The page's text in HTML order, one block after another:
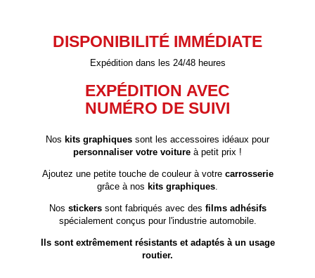
DISPONIBILITÉ IMMÉDIATE
Expédition dans les 24/48 heures
EXPÉDITION AVEC
NUMÉRO DE SUIVI
Nos kits graphiques sont les accessoires idéaux pour
personnaliser votre voiture à petit prix !
Ajoutez une petite touche de couleur à votre carrosserie
grâce à nos kits graphiques.
Nos stickerssont fabriqués avec des films adhésifs
spécialement conçus pour l'industrie automobile.
Ils sont extrêmement résistants et adaptés à un usage
routier.